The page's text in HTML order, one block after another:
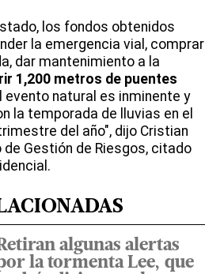
los fondos obtenidos
la emergencia vial, comprar
dar mantenimiento a la
1,200 metros de puentes
evento natural es inminente y
la temporada de lluvias en el
del año", dijo Cristian
Gestión de Riesgos, citado
algunas alertas
la tormenta Lee, que